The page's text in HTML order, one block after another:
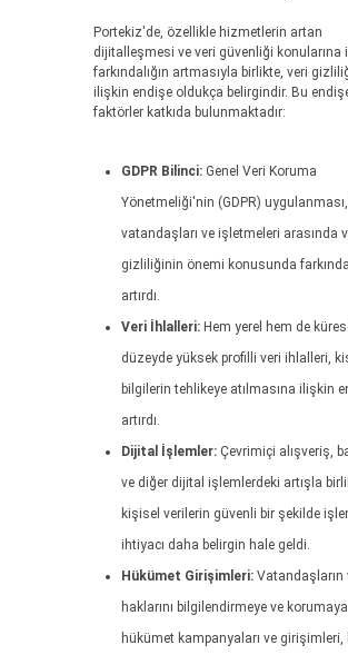
Portekiz'de, özellikle hizmetlerin artan
dijitalleşmesi ve veri güvenliği konularına
farkındalığın artmasıyla birlikte, veri
ilişkin endişe oldukça belirgindir. Bu
faktörler katkıda bulunmaktadır:
GDPR Bilinci: Genel Veri Koruma
Yönetmeliği'nin (GDPR)
vatandaşları ve işletmeleri arasında
gizliliğinin önemi konusunda
artırdı.
Veri İhlalleri: Hem yerel hem de
düzeyde yüksek profilli veri ihlalleri,
bilgilerin tehlikeye atılmasına ilişkin
artırdı.
Dijital İşlemler: Çevrimiçi alışveriş,
ve diğer dijital işlemlerdeki artışla
kişisel verilerin güvenli bir şekilde
ihtiyacı daha belirgin hale geldi.
Hükümet Girişimleri: Vatandaşların
haklarını bilgilendirmeye ve
hükümet kampanyaları ve girişimleri,